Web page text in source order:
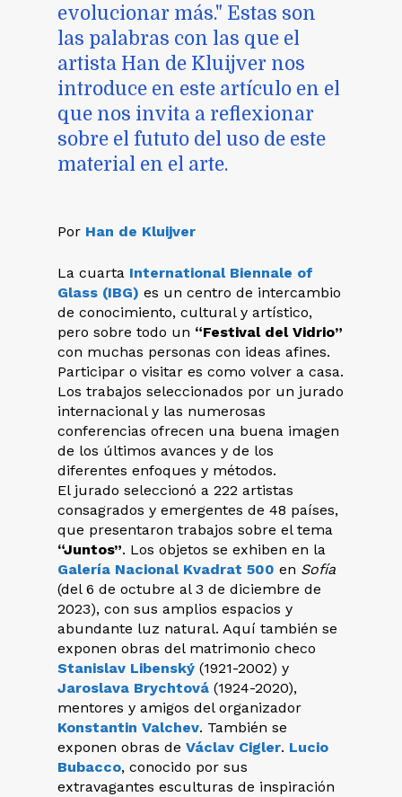
evolucionar más." Estas son
las palabras con las que el
artista Han de Kluijver nos
introduce en este artículo en el
que nos invita a reflexionar
sobre el fututo del uso de este
material en el arte.
Por Han de Kluijver
La cuarta International Biennale of
Glass (IBG) es un centro de intercambio
de conocimiento, cultural y artístico,
pero sobre todo un “Festival del Vidrio”
con muchas personas con ideas afines.
Participar o visitar es como volver a casa.
Los trabajos seleccionados por un jurado
internacional y las numerosas
conferencias ofrecen una buena imagen
de los últimos avances y de los
diferentes enfoques y métodos.
El jurado seleccionó a 222 artistas
consagrados y emergentes de 48 países,
que presentaron trabajos sobre el tema
“Juntos”. Los objetos se exhiben en la
Galería Nacional Kvadrat 500 en Sofía
(del 6 de octubre al 3 de diciembre de
2023), con sus amplios espacios y
abundante luz natural. Aquí también se
exponen obras del matrimonio checo
Stanislav Libenský (1921-2002) y
Jaroslava Brychtová (1924-2020),
mentores y amigos del organizador
Konstantin Valchev. También se
exponen obras deVáclav Cigler. Lucio
Bubacco, conocido por sus
extravagantes esculturas de inspiración